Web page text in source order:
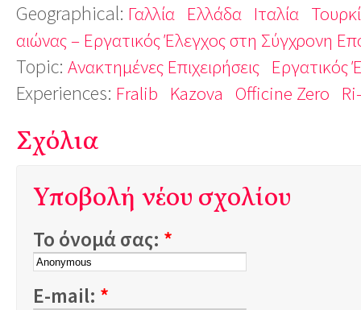
Geographical: Γαλλία Ελλάδα Ιταλία
αιώνας – Εργατικός Έλεγχος στη Σύγχρονη
Topic: Ανακτημένες Επιχειρήσεις Εργατικός
Experiences: Fralib Kazova Officine Zero
Σχόλια
Υποβολή νέου σχολίου
Το όνομά σας: *
E-mail: *